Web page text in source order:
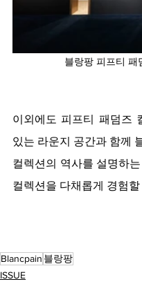
블랑팡 피프티 패
이외에도 피프티 패덤즈
있는 라운지 공간과 함께
컬렉션의 역사를 설명하
컬렉션을 다채롭게 경험
Blancpain 블랑팡
ISSUE